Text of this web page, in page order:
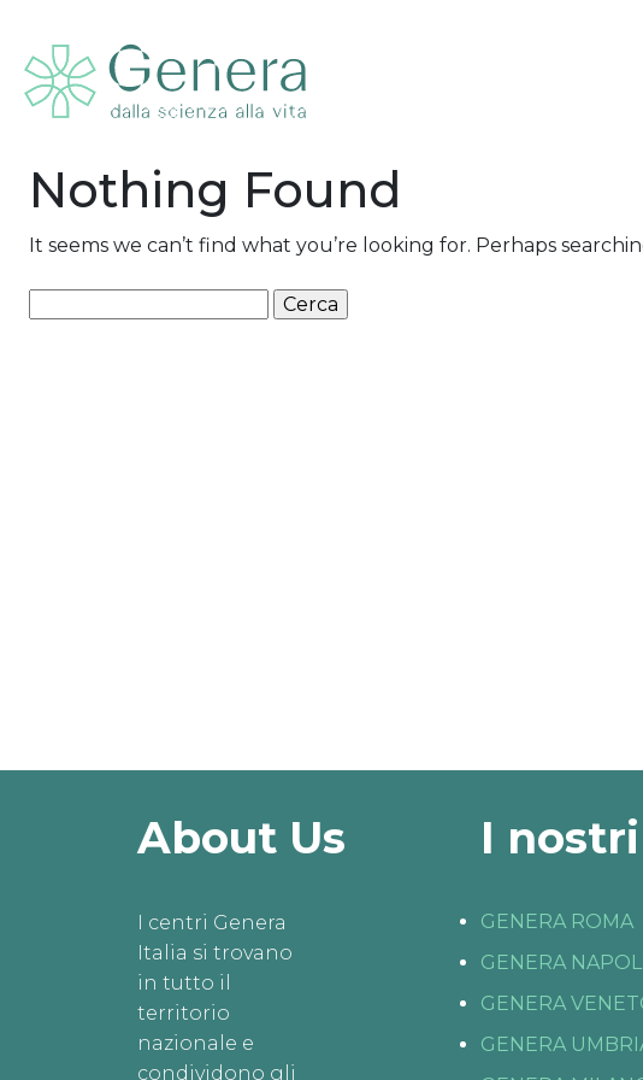
Nothing Found
It seems we can’t find what you’re looking for. Perhaps
About Us
I centri Genera
Italia si trovano
in tutto il
territorio
nazionale e
condividono gli
I
GENERA ROMA
GENERA
GENERA
GENERA